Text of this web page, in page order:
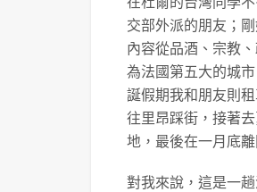
交部外派的朋友；
內容從品酒、宗教
為法國第五大的城
誕假期我和朋友則
往里昂踩街，接著
地，最後在一月底
對我來說，這是一